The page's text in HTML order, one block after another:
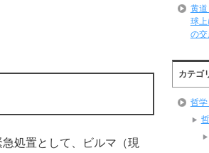
処置として、ビルマ（現
黄
球
の
カテゴ
哲